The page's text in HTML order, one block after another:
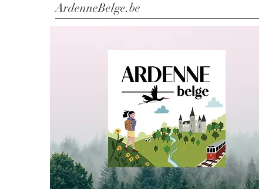
ArdenneBelge.be